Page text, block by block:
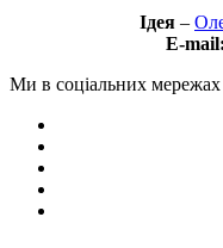
Ідея –
E-mail:
Ми в соціальних мережах